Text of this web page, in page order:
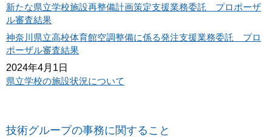
新たな県立学校施設再整備計画策定支援業務委託 プロポーザ
ル審査結果
神奈川県立高校体育館空調整備に係る発注支援業務委託 プロ
ポーザル審査結果
2024年4月1日
県立学校の施設状況について
技術グループの事務に関すること